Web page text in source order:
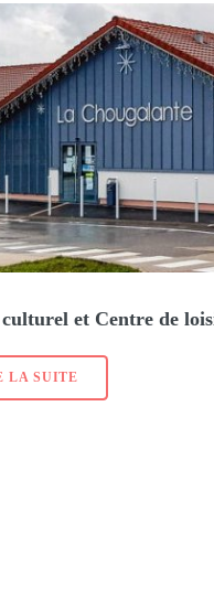
et Centre de
LA SUITE